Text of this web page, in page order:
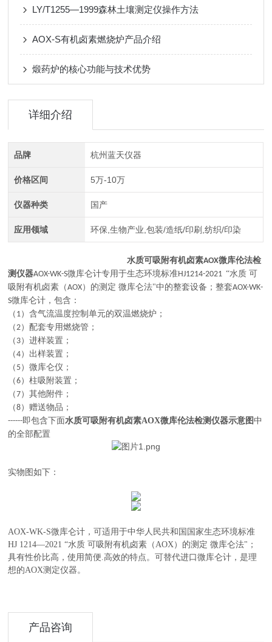
LY/T1255—1999森林土壤测定仪操作方法
AOX-S有机卤素燃烧炉产品介绍
煅药炉的核心功能与技术优势
详细介绍
品牌 杭州蓝天仪器
价格区间 5万-10万
仪器种类 国产
应用领域 环保,生物产业,包装/造纸/印刷,纺织/印染
水质可吸附有机卤素AOX微库伦法检
测仪器AOX-WK-S微库仑计专用于生态环境标准HJ1214-2021“水质 可
吸附有机卤素（AOX）的测定 微库仑法"中的整套设备；整套AOX-WK-
S微库仑计，包含：
（ 1）含气流温度控制单元的双温燃烧炉；
（2）配套专用燃烧管；
（ 3）进样装置；
（4）出样装置；
（ 5）微库仑仪；
（6）柱吸附装置；
（7）其他附件；
（8）赠送物品；
------即包含下面水质可吸附有机卤素AOX微库伦法检测仪器示意图中
的全部配置
实物图如下：
AOX-WK-S微库仑计 ，可适用于中华人民共和国国家生态环境标准
HJ 1214—2021 “水质 可吸附有机卤素（AOX）的测定 微库仑法"；
具有性价比高，使用简便.高效的特点。可替代进口微库仑计，是理
想的AOX测定仪器。
产品咨询